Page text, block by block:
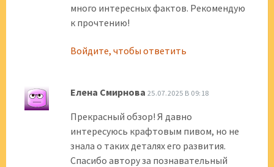
много интересных фактов. Рекомендую
к прочтению!
Войдите, чтобы ответить
Елена Смирнова 25.07.2025 В 09:18
Прекрасный обзор! Я давно
интересуюсь крафтовым пивом, но не
знала о таких деталях его развития.
Спасибо автору за познавательный